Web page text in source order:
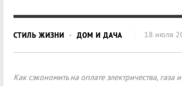
СТИЛЬ ЖИЗНИ ДОМ И ДАЧА 18 июля
Как сэкономить на оплате электричества,